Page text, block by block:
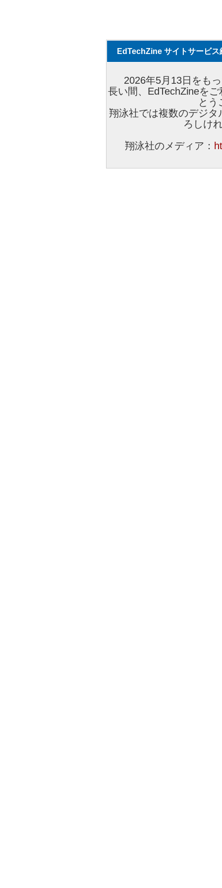
EdTechZine サイトサービス
2026年5月13日をも
長い間、EdTechZineを
とう
翔泳社では複数のデジ
ろしけ
翔泳社のメディア：